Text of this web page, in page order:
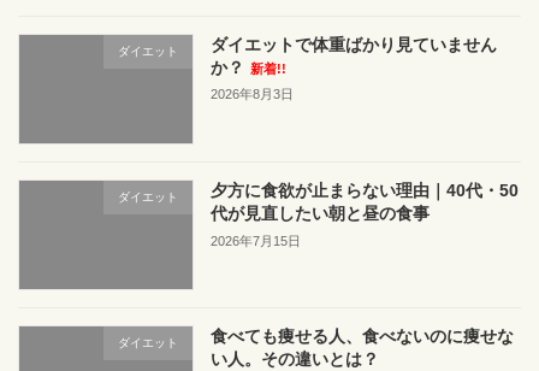
ダイエット
ダイエットで体重ばかり見ていません
か？
新着!!
2026年8月3日
ダイエット
夕方に食欲が止まらない理由｜40代・50
代が見直したい朝と昼の食事
2026年7月15日
ダイエット
食べても痩せる人、食べないのに痩せな
い人。その違いとは？